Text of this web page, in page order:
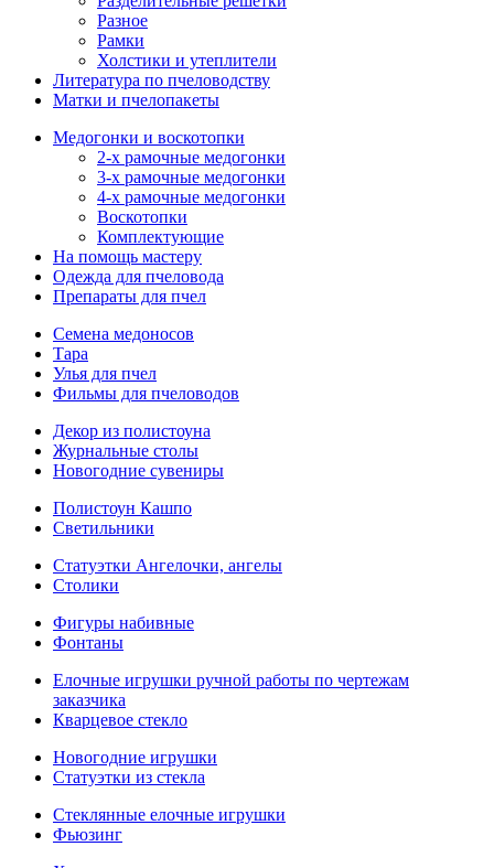
Разное
Рамки
Холстики и утеплители
Литература по пчеловодству
Матки и пчелопакеты
Медогонки и воскотопки
2-х рамочные медогонки
3-х рамочные медогонки
4-х рамочные медогонки
Воскотопки
Комплектующие
На помощь мастеру
Одежда для пчеловода
Препараты для пчел
Семена медоносов
Тара
Улья для пчел
Фильмы для пчеловодов
Декор из полистоуна
Журнальные столы
Новогодние сувениры
Полистоун Кашпо
Светильники
Статуэтки Ангелочки, ангелы
Столики
Фигуры набивные
Фонтаны
Елочные игрушки ручной работы по чертежам
заказчика
Кварцевое стекло
Новогодние игрушки
Статуэтки из стекла
Стеклянные елочные игрушки
Фьюзинг